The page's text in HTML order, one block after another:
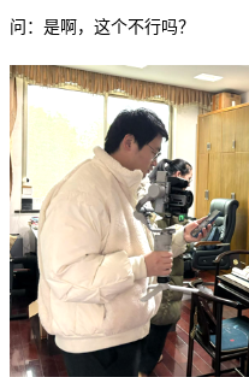
问：是啊，这个不行吗？